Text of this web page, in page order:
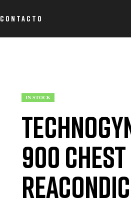
CONTACTO
IN STOCK
900